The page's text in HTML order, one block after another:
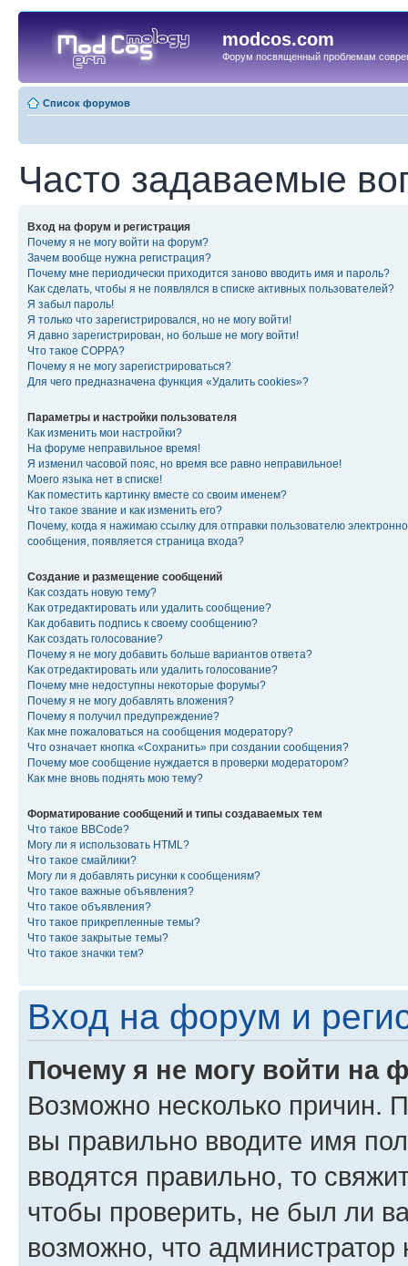
modcos.com
Форум посвященный проблемам
Список форумов
Часто задаваемые
Вход на форум и регистрация
Почему я не могу войти на форум?
Зачем вообще нужна регистрация?
Почему мне периодически приходится заново вводить имя и пароль?
Как сделать, чтобы я не появлялся в списке активных пользователей?
Я забыл пароль!
Я только что зарегистрировался, но не могу войти!
Я давно зарегистрирован, но больше не могу войти!
Что такое COPPA?
Почему я не могу зарегистрироваться?
Для чего предназначена функция «Удалить cookies»?
Параметры и настройки пользователя
Как изменить мои настройки?
На форуме неправильное время!
Я изменил часовой пояс, но время все равно неправильное!
Моего языка нет в списке!
Как поместить картинку вместе со своим именем?
Что такое звание и как изменить его?
Почему, когда я нажимаю ссылку для отправки пользователю
сообщения, появляется страница входа?
Создание и размещение сообщений
Как создать новую тему?
Как отредактировать или удалить сообщение?
Как добавить подпись к своему сообщению?
Как создать голосование?
Почему я не могу добавить больше вариантов ответа?
Как отредактировать или удалить голосование?
Почему мне недоступны некоторые форумы?
Почему я не могу добавлять вложения?
Почему я получил предупреждение?
Как мне пожаловаться на сообщения модератору?
Что означает кнопка «Сохранить» при создании сообщения?
Почему мое сообщение нуждается в проверки модератором?
Как мне вновь поднять мою тему?
Форматирование сообщений и типы создаваемых тем
Что такое BBCode?
Могу ли я использовать HTML?
Что такое смайлики?
Могу ли я добавлять рисунки к сообщениям?
Что такое важные объявления?
Что такое объявления?
Что такое прикрепленные темы?
Что такое закрытые темы?
Что такое значки тем?
Вход на форум и
Почему я не могу войти на
Возможно несколько причин.
вы правильно вводите имя
вводятся правильно, то
чтобы проверить, не был ли
возможно, что администратор